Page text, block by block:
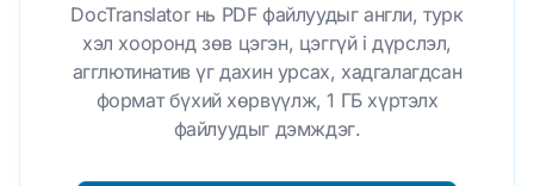
DocTranslator нь PDF файлуудыг англи, турк
хэл хооронд зөв цэгэн, цэггүй i дүрслэл,
агглютинатив үг дахин урсах, хадгалагдсан
формат бүхий хөрвүүлж, 1 ГБ хүртэлх
файлуудыг дэмждэг.